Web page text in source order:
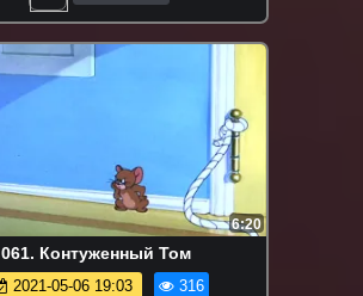
6:20
061. Контуженный Том
2021-05-06 19:03 316